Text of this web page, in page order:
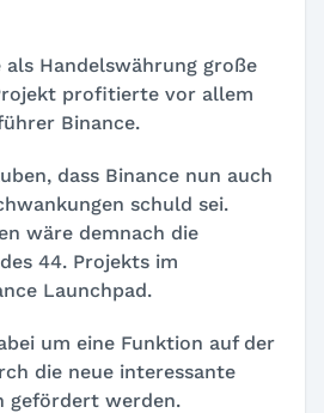
als Handelswährung große
profitierte vor allem
Binance.
dass Binance nun auch
schuld sei.
wäre demnach die
44. Projekts im
Launchpad.
um eine Funktion auf der
die neue interessante
gefördert werden.